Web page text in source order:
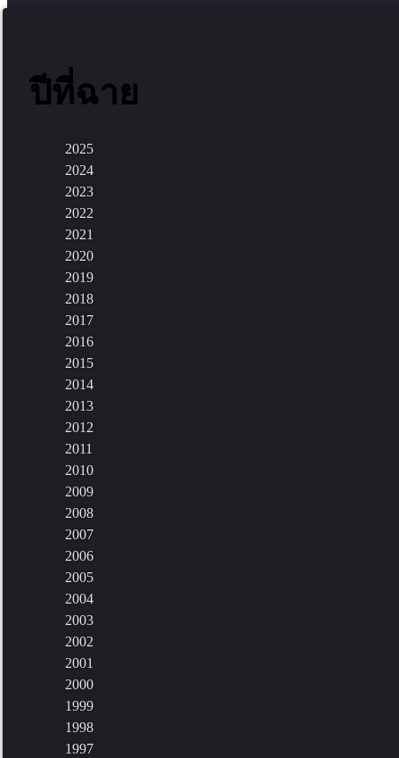
ปีที่ฉาย
2025
2024
2023
2022
2021
2020
2019
2018
2017
2016
2015
2014
2013
2012
2011
2010
2009
2008
2007
2006
2005
2004
2003
2002
2001
2000
1999
1998
1997